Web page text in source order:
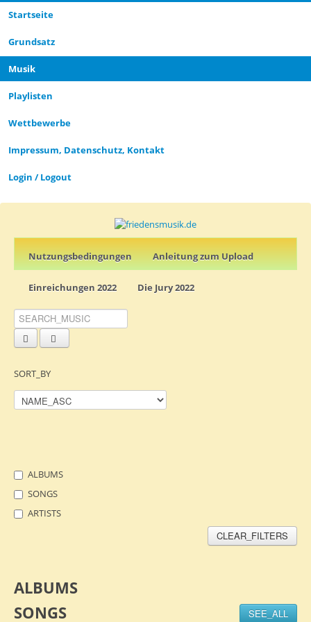
Startseite
Grund­satz­
Musik
Playlisten
Wettbewerbe
Impressum, Datenschutz, Kontakt
Login / Logout
Nutz­ungs­­­bedin­g­­ungen Anleitung zum Upload
Einreichungen 2022 Die Jury 2022
SORT_BY
ALBUMS
SONGS
ARTISTS
CLEAR_FILTERS
ALBUMS
SEE_ALL
SONGS